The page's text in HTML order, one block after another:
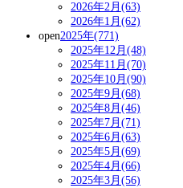
2026年2月(63)
2026年1月(62)
open2025年(771)
2025年12月(48)
2025年11月(70)
2025年10月(90)
2025年9月(68)
2025年8月(46)
2025年7月(71)
2025年6月(63)
2025年5月(69)
2025年4月(66)
2025年3月(56)